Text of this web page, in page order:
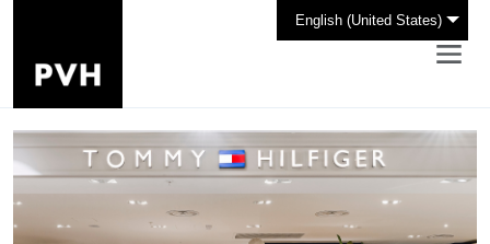
English (United States)